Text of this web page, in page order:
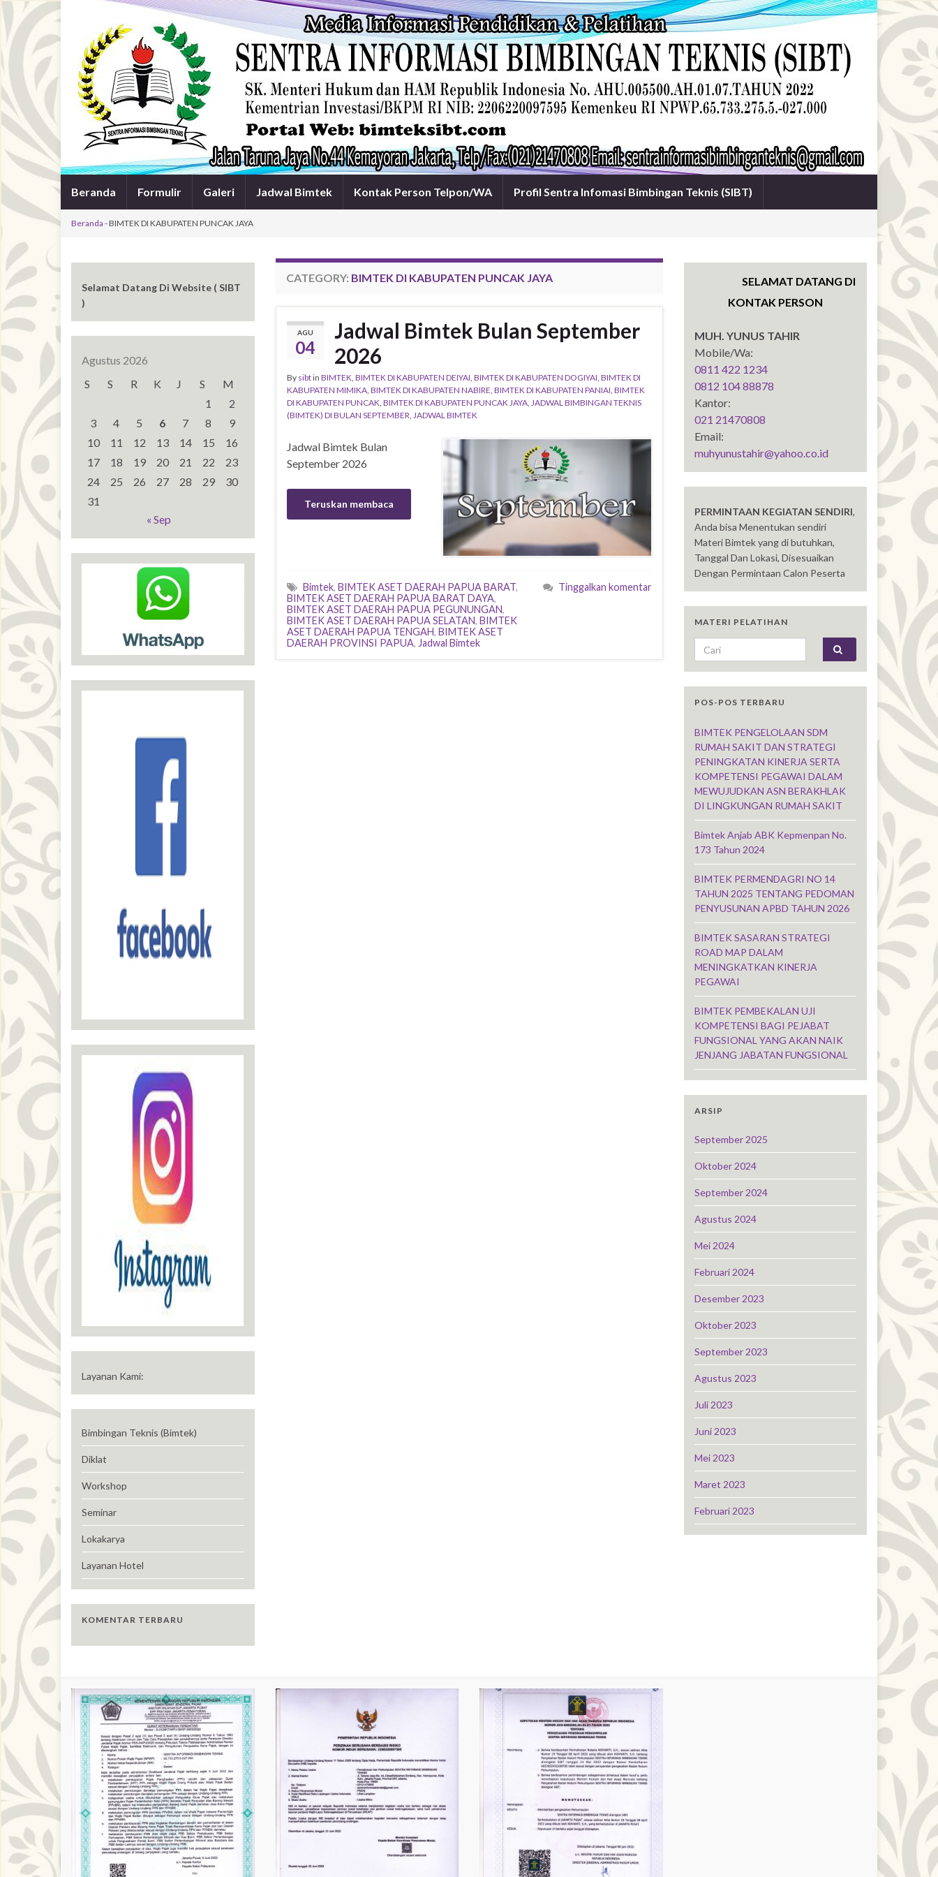
Beranda Formulir Galeri Jadwal Bimtek Kontak Person Telpon/WA Profil Sentra Infomasi Bimbingan Teknis (SIBT)
Beranda -BIMTEK DI KABUPATEN PUNCAK JAYA
CATEGORY: BIMTEK DI KABUPATEN PUNCAK JAYA
AGU
04
Jadwal Bimtek Bulan September
2026
By sibtin BIMTEK, BIMTEK DI KABUPATEN DEIYAI, BIMTEK DI KABUPATEN DOGIYAI, BIMTEK DI
KABUPATEN MIMIKA, BIMTEK DI KABUPATEN NABIRE, BIMTEK DI KABUPATEN PANIAI, BIMTEK
DI KABUPATEN PUNCAK, BIMTEK DI KABUPATEN PUNCAK JAYA, JADWAL BIMBINGAN TEKNIS
(BIMTEK) DI BULAN SEPTEMBER, JADWAL BIMTEK
Jadwal Bimtek Bulan
September 2026
Teruskan membaca
Bimtek, BIMTEK ASET DAERAH PAPUA BARAT,
BIMTEK ASET DAERAH PAPUA BARAT DAYA,
BIMTEK ASET DAERAH PAPUA PEGUNUNGAN,
BIMTEK ASET DAERAH PAPUA SELATAN, BIMTEK
ASET DAERAH PAPUA TENGAH, BIMTEK ASET
DAERAH PROVINSI PAPUA, Jadwal Bimtek
Tinggalkan komentar
Selamat Datang Di Website ( SIBT
)
Agustus 2026
S
S R K J S
M
1
2
3
4 5 6 7 8
9
10
11 12 13 14 15
16
17
18 19 20 21 22
23
24
25 26 27 28 29
30
31
« Sep
Layanan Kami:
Bimbingan Teknis (Bimtek)
Diklat
Workshop
Seminar
Lokakarya
Layanan Hotel
KOMENTAR TERBARU
SELAMAT DATANG DI WEBSITE
KONTAK PERSON
MUH. YUNUS TAHIR
Mobile/Wa:
0811 422 1234
0812 104 88878
Kantor:
021 21470808
Email:
muhyunustahir@yahoo.co.id
PERMINTAAN KEGIATAN SENDIRI,
Anda bisa Menentukan sendiri
Materi Bimtek yang di butuhkan,
Tanggal Dan Lokasi, Disesuaikan
Dengan Permintaan Calon Peserta
MATERI PELATIHAN
Search for:
POS-POS TERBARU
BIMTEK PENGELOLAAN SDM
RUMAH SAKIT DAN STRATEGI
PENINGKATAN KINERJA SERTA
KOMPETENSI PEGAWAI DALAM
MEWUJUDKAN ASN BERAKHLAK
DI LINGKUNGAN RUMAH SAKIT
Bimtek Anjab ABK Kepmenpan No.
173 Tahun 2024
BIMTEK PERMENDAGRI NO 14
TAHUN 2025 TENTANG PEDOMAN
PENYUSUNAN APBD TAHUN 2026
BIMTEK SASARAN STRATEGI
ROAD MAP DALAM
MENINGKATKAN KINERJA
PEGAWAI
BIMTEK PEMBEKALAN UJI
KOMPETENSI BAGI PEJABAT
FUNGSIONAL YANG AKAN NAIK
JENJANG JABATAN FUNGSIONAL
ARSIP
September 2025
Oktober 2024
September 2024
Agustus 2024
Mei 2024
Februari 2024
Desember 2023
Oktober 2023
September 2023
Agustus 2023
Juli 2023
Juni 2023
Mei 2023
Maret 2023
Februari 2023